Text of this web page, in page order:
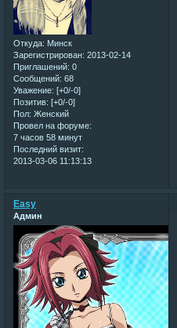
Откуда: Минск
Зарегистрирован: 2013-02-14
Приглашений: 0
Сообщений: 68
Уважение: [+0/-0]
Позитив: [+0/-0]
Пол: Женский
Провел на форуме:
7 часов 58 минут
Последний визит:
2013-03-06 11:13:13
Easy
Админ